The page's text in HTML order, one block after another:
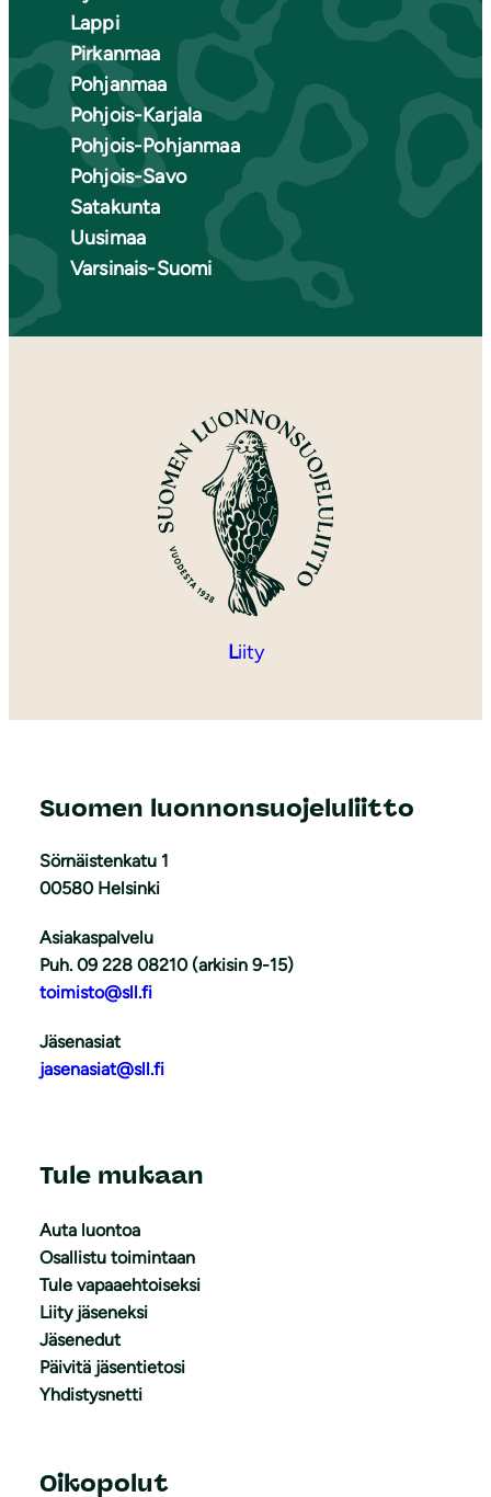
Lappi
Pirkanmaa
Pohjanmaa
Pohjois-Karjala
Pohjois-Pohjanmaa
Pohjois-Savo
Satakunta
Uusimaa
Varsinais-Suomi
Liity
Suomen luonnonsuojeluliitto
Sörnäistenkatu 1
00580 Helsinki
Asiakaspalvelu
Puh. 09 228 08210 (arkisin 9-15)
toimisto@sll.fi
Jäsenasiat
jasenasiat@sll.fi
Tule mukaan
Auta luontoa
Osallistu toimintaan
Tule vapaaehtoiseksi
Liity jäseneksi
Jäsenedut
Päivitä jäsentietosi
Yhdistysnetti
Oikopolut